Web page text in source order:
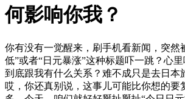
何影响你我？
你有没有一觉醒来，刷手机看新闻，突然
低”或者“日元暴涨”这种标题吓一跳？心
到底跟我有什么关系？难不成只是去日本
哎，你还真别说，这事儿可能比你想的要